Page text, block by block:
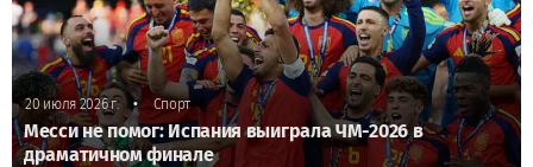
20 июля 2026 г. • Спорт
Месси не помог: Испания выиграла ЧМ-2026 в
драматичном финале